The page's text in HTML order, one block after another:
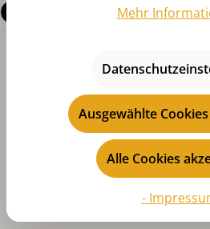
Fragen zum Produkt
Produktgalerie überspringen
Das könnte Ihnen auch
Mehr
Ausgewählte
Alle Cookies
-